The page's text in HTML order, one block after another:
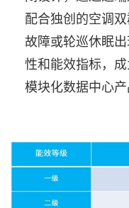
配合独创的空调
故障或轮巡休眠
性和能效指标，
模块化数据中心产